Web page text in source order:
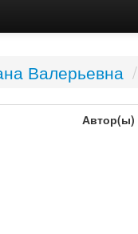
Валерьевна /
Автор(ы)